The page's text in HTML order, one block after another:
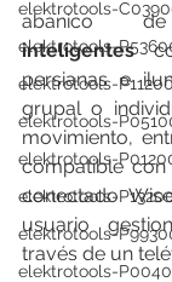
elektrotools-
elektrotools-
elektrotools-
elektrotools-
elektrotools-
elektrotools-
elektrotools-
elektrotools-
abanico
inteligentes
persianas e
grupal o
movimiento,
compatible
conectado
usuario
través de un